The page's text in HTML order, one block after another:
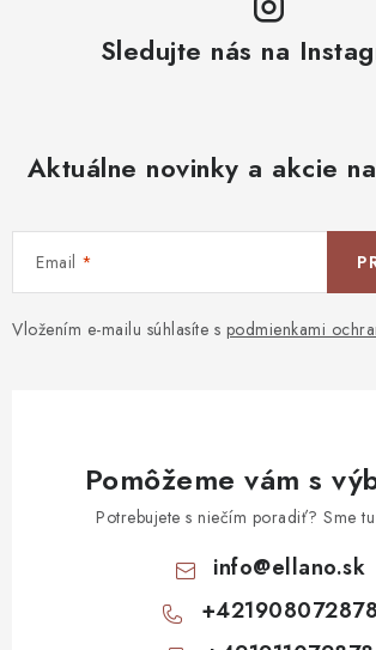
Sledujte nás na
Aktuálne novinky a akcie
Email
Vložením e-mailu súhlasíte s podmienkami
Pomôžeme vám s
Potrebujete s niečím poradiť? Sme
info@ellano.sk
+421908072878